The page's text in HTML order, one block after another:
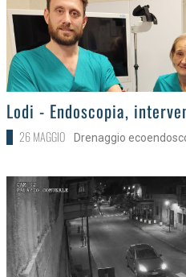
>Lodi - Endoscopia,
26 MAGGIO Drenaggio